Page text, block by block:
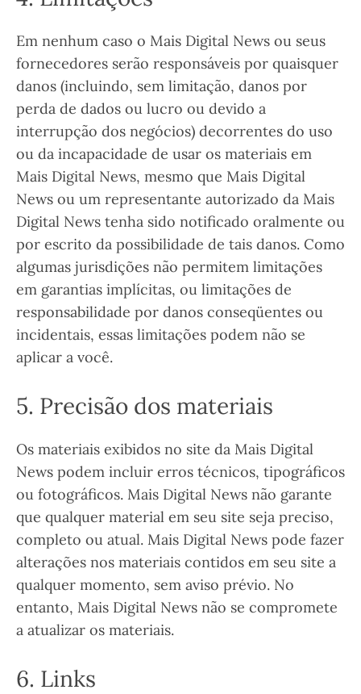
Em nenhum caso o Mais Digital News ou seus
fornecedores serão responsáveis ​​por quaisquer
danos (incluindo, sem limitação, danos por
perda de dados ou lucro ou devido a
interrupção dos negócios) decorrentes do uso
ou da incapacidade de usar os materiais em
Mais Digital News, mesmo que Mais Digital
News ou um representante autorizado da Mais
Digital News tenha sido notificado oralmente ou
por escrito da possibilidade de tais danos. Como
algumas jurisdições não permitem limitações
em garantias implícitas, ou limitações de
responsabilidade por danos conseqüentes ou
incidentais, essas limitações podem não se
aplicar a você.
5. Precisão dos materiais
Os materiais exibidos no site da Mais Digital
News podem incluir erros técnicos, tipográficos
ou fotográficos. Mais Digital News não garante
que qualquer material em seu site seja preciso,
completo ou atual. Mais Digital News pode fazer
alterações nos materiais contidos em seu site a
qualquer momento, sem aviso prévio. No
entanto, Mais Digital News não se compromete
a atualizar os materiais.
6. Links